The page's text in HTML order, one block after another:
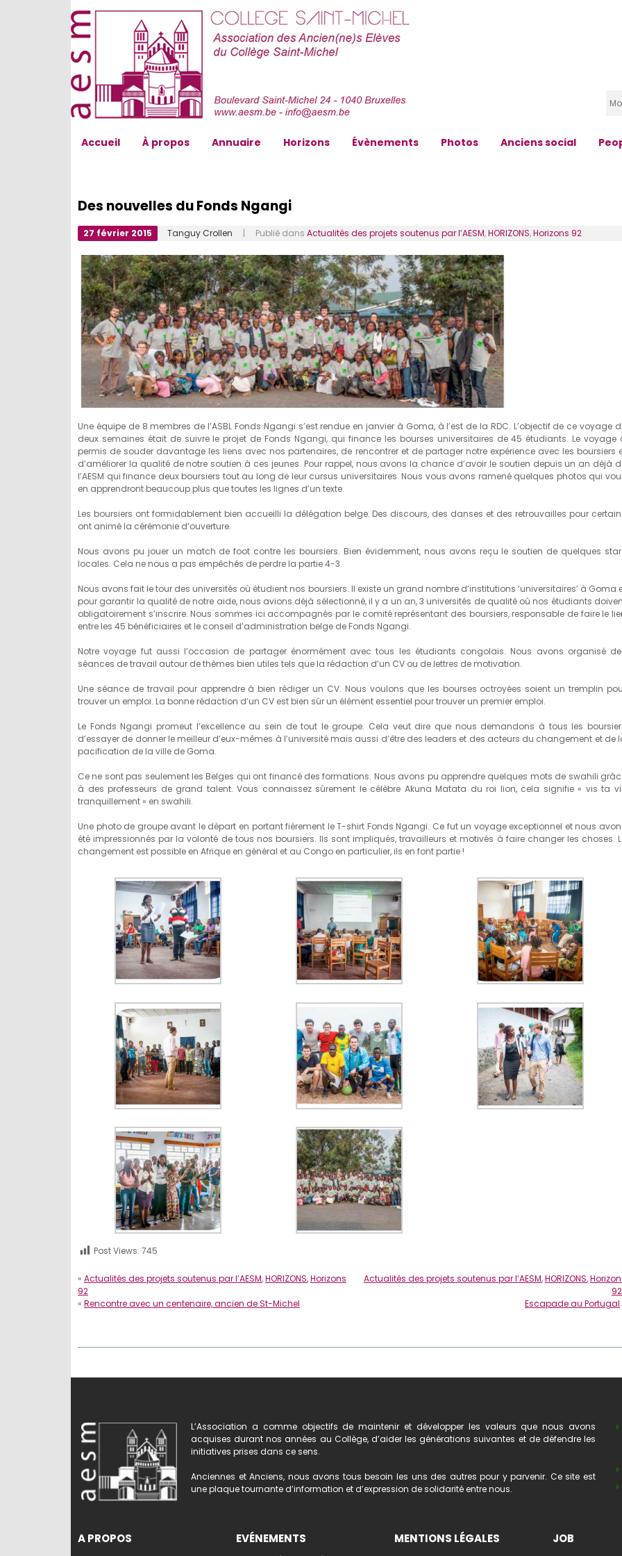
Accueil À propos Annuaire Horizons Évènements Photos Anciens social
Des nouvelles du Fonds Ngangi
27 février 2015 Tanguy Crollen | Publié dans Actualités des projets soutenus par l’AESM,HORIZONS,Horizons 92
Une équipe de 8 membres de l’ASBL Fonds Ngangi s’est rendue en janvier à Goma, à l’est de la RDC. L’objectif de ce voyage
deux semaines était de suivre le projet de Fonds Ngangi, qui finance les bourses universitaires de 45 étudiants. Le voyage
permis de souder davantage les liens avec nos partenaires, de rencontrer et de partager notre expérience avec les boursiers
d’améliorer la qualité de notre soutien à ces jeunes. Pour rappel, nous avons la chance d’avoir le soutien depuis un an déjà
l’AESM qui finance deux boursiers tout au long de leur cursus universitaires. Nous vous avons ramené quelques photos qui
en apprendront beaucoup plus que toutes les lignes d’un texte.
Les boursiers ont formidablement bien accueilli la délégation belge. Des discours, des danses et des retrouvailles pour
ont animé la cérémonie d’ouverture.
Nous avons pu jouer un match de foot contre les boursiers. Bien évidemment, nous avons reçu le soutien de quelques
locales. Cela ne nous a pas empêchés de perdre la partie 4-3.
Nous avons fait le tour des universités où étudient nos boursiers. Il existe un grand nombre d’institutions ‘universitaires’ à Goma
pour garantir la qualité de notre aide, nous avions déjà sélectionné, il y a un an, 3 universités de qualité où nos étudiants
obligatoirement s’inscrire. Nous sommes ici accompagnés par le comité représentant des boursiers, responsable de faire le
entre les 45 bénéficiaires et le conseil d’administration belge de Fonds Ngangi.
Notre voyage fut aussi l’occasion de partager énormément avec tous les étudiants congolais. Nous avons organisé
séances de travail autour de thèmes bien utiles tels que la rédaction d’un CV ou de lettres de motivation.
Une séance de travail pour apprendre à bien rédiger un CV. Nous voulons que les bourses octroyées soient un tremplin
trouver un emploi. La bonne rédaction d’un CV est bien sûr un élément essentiel pour trouver un premier emploi.
Le Fonds Ngangi promeut l’excellence au sein de tout le groupe. Cela veut dire que nous demandons à tous les
d’essayer de donner le meilleur d’eux-mêmes à l’université mais aussi d’être des leaders et des acteurs du changement et de
pacification de la ville de Goma.
Ce ne sont pas seulement les Belges qui ont financé des formations. Nous avons pu apprendre quelques mots de swahili
à des professeurs de grand talent. Vous connaissez sûrement le célèbre Akuna Matata du roi lion, cela signifie « vis ta
tranquillement » en swahili.
Une photo de groupe avant le départ en portant fièrement le T-shirt Fonds Ngangi. Ce fut un voyage exceptionnel et nous
été impressionnés par la volonté de tous nos boursiers. Ils sont impliqués, travailleurs et motivés à faire changer les choses.
changement est possible en Afrique en général et au Congo en particulier, ils en font partie !
Post Views: 745
« Actualités des projets soutenus par l’AESM,HORIZONS,Horizons
92
« Rencontre avec un centenaire, ancien de St-Michel
Actualités des projets soutenus par l’AESM,HORIZONS,
92
Escapade au Portugal
L’Association a comme objectifs de maintenir et développer les valeurs que nous avons
acquises durant nos années au Collège, d’aider les générations suivantes et de défendre les
initiatives prises dans ce sens.
Anciennes et Anciens, nous avons tous besoin les uns des autres pour y parvenir. Ce site est
une plaque tournante d’information et d’expression de solidarité entre nous.
A PROPOS EVÉNEMENTS MENTIONS LÉGALES JOB